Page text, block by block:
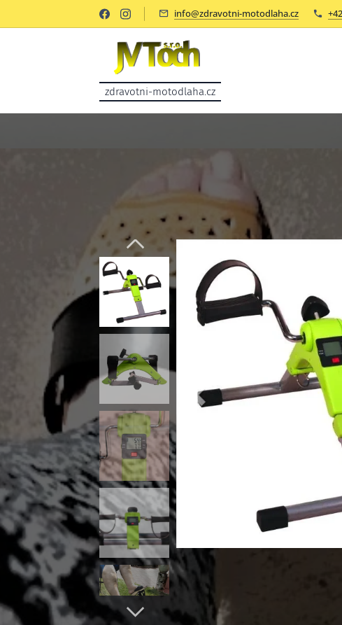
info@zdravotni-motodlaha.cz
zdravotni-motodlaha.cz